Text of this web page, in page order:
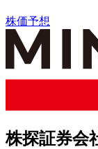
株価予想
株探証券会